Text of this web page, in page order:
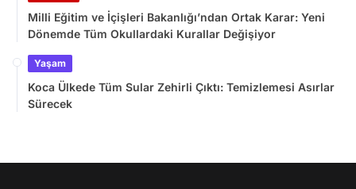
Milli Eğitim ve İçişleri Bakanlığı’ndan Ortak Karar: Yeni
Dönemde Tüm Okullardaki Kurallar Değişiyor
Yaşam
Koca Ülkede Tüm Sular Zehirli Çıktı: Temizlemesi Asırlar
Sürecek